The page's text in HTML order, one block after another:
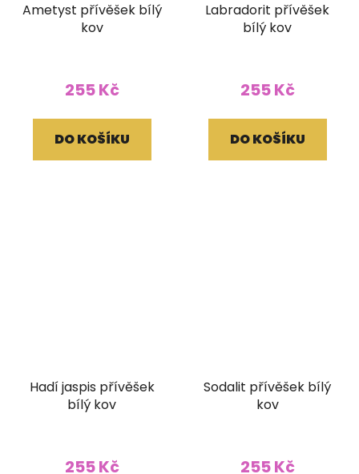
Ametyst přívěšek bílý
kov
255 Kč
DO KOŠÍKU
Labradorit přívěšek
bílý kov
255 Kč
DO KOŠÍKU
Hadí jaspis přívěšek
bílý kov
255 Kč
Sodalit přívěšek bílý
kov
255 Kč